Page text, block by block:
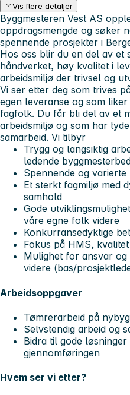
Vis flere detaljer
Byggmesteren Vest AS
oppdragsmengde og søker
spennende prosjekter i
Hos oss blir du en del av et
håndverket, høy kvalitet i
arbeidsmiljø der trivsel og
Vi ser etter deg som trives
egen leveranse og som
fagfolk. Du får bli del av et
arbeidsmiljø og som har
samarbeid. Vi tilbyr
Trygg og langsiktig
ledende
Spennende og
Et sterkt fagmiljø med
samhold
Gode
våre egne folk videre
Konkurransedyktige
Fokus på HMS,
Mulighet for ansvar
videre (bas/
Arbeidsoppgaver
Tømrerarbeid på
Selvstendig arbeid og
Bidra til gode
gjennomføringen
Hvem ser vi etter?